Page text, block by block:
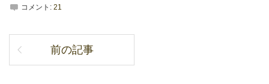
コメント: 21
前の記事